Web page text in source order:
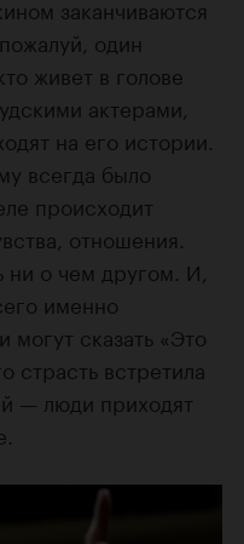
заканчиваются
один
живет в голове
актерами,
на его истории.
всегда было
происходит
отношения.
ни о чем другом. И,
именно
сказать «Это
страсть встретила
— люди приходят